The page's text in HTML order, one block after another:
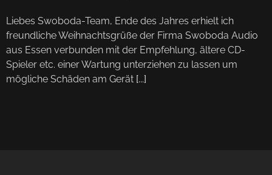
Liebes Swoboda-Team, Ende des Jahres erhielt ich
freundliche Weihnachtsgrüße der Firma Swoboda Audio
aus Essen verbunden mit der Empfehlung, ältere CD-
Spieler etc. einer Wartung unterziehen zu lassen um
mögliche Schäden am Gerät [...]